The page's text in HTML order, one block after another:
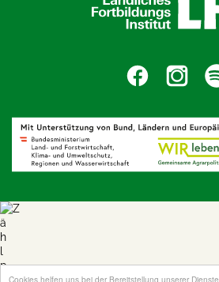
Cookies helfen uns bei der Bereitstellung unserer Dienste.